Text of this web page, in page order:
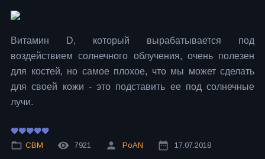
Витамин D, который вырабатывается под
воздействием солнечного облучения, очень полезен
для костей, но самое плохое, что мы может сделать
для своей кожи - это подставить ее под солнечные
лучи.
СВМ 7921 PoAN 17.07.2018